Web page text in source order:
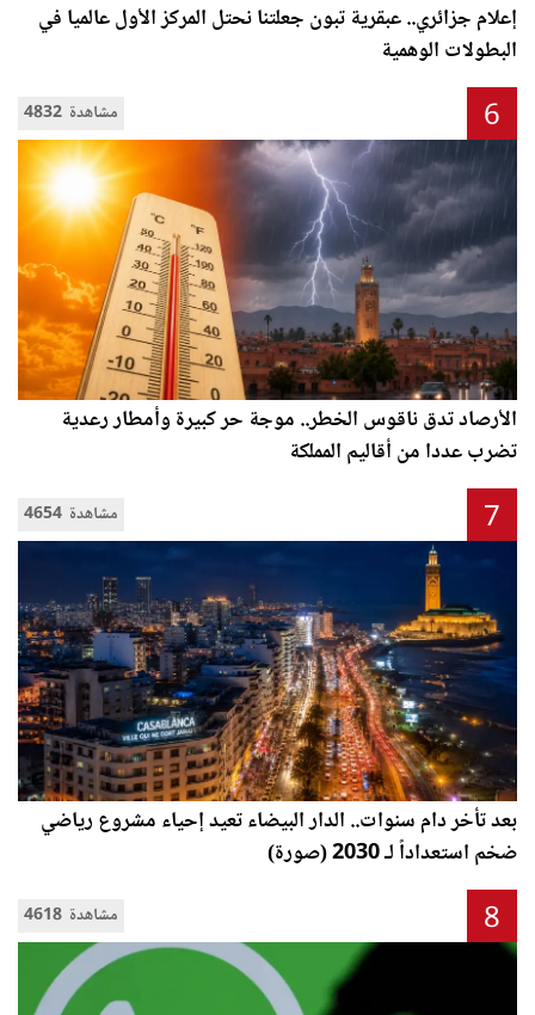
إعلام جزائري.. عبقرية تبون جعلتنا نحتل المركز الأول عالميا في
البطولات الوهمية
4832 مشاهدة 6
الأرصاد تدق ناقوس الخطر.. موجة حر كبيرة وأمطار رعدية
تضرب عددا من أقاليم المملكة
4654 مشاهدة 7
بعد تأخر دام سنوات.. الدار البيضاء تعيد إحياء مشروع رياضي
ضخم استعداداً لـ 2030 (صورة)
4618 مشاهدة 8